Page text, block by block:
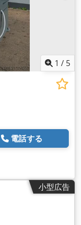
1 / 5
電話する
小型広告